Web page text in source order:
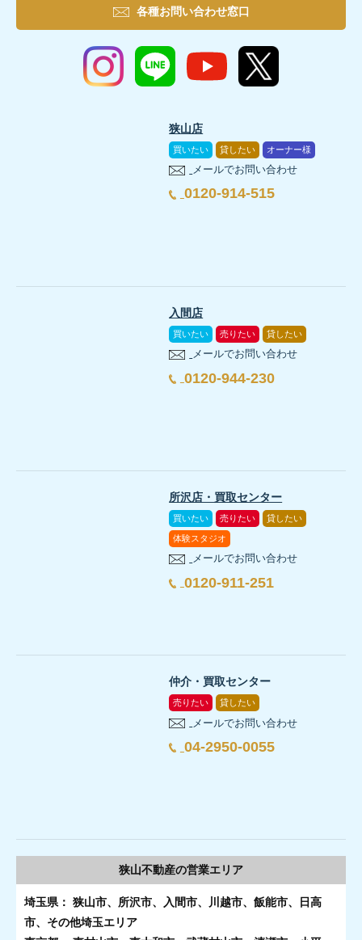
各種お問い合わせ窓口
狭山店
買いたい 貸したい オーナー様
メールでお問い合わせ
0120-914-515
入間店
買いたい 売りたい 貸したい
メールでお問い合わせ
0120-944-230
所沢店・買取センター
買いたい 売りたい 貸したい
体験スタジオ
メールでお問い合わせ
0120-911-251
仲介・買取センター
売りたい 貸したい
メールでお問い合わせ
04-2950-0055
狭山不動産の営業エリア
埼玉県： 狭山市、所沢市、入間市、川越市、飯能市、日高
市、その他埼玉エリア